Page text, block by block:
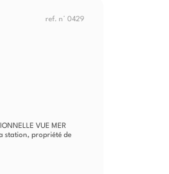
ref. n° 0429
VUE MER
station, propriété de